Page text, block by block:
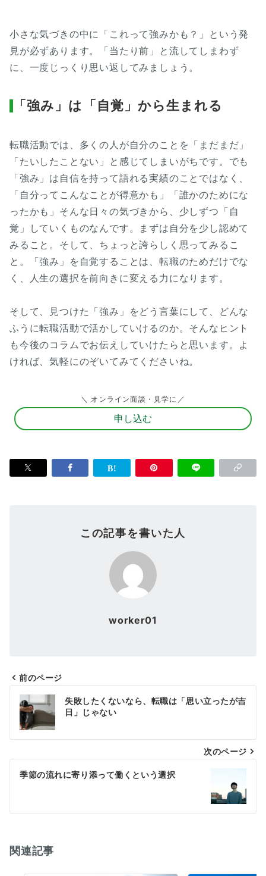
小さな気づきの中に「これって強みかも？」という発
見が必ずあります。「当たり前」と流してしまわず
に、一度じっくり思い返してみましょう。
「強み」は「自覚」から生まれる
転職活動では、多くの人が自分のことを「まだまだ」
「たいしたことない」と感じてしまいがちです。でも
「強み」は自信を持って語れる実績のことではなく、
「自分ってこんなことが得意かも」「誰かのためにな
ったかも」そんな日々の気づきから、少しずつ「自
覚」していくものなんです。まずは自分を少し認めて
みること。そして、ちょっと誇らしく思ってみるこ
と。「強み」を自覚することは、転職のためだけでな
く、人生の選択を前向きに変える力になります。
そして、見つけた「強み」をどう言葉にして、どんな
ふうに転職活動で活かしていけるのか。そんなヒント
も今後のコラムでお伝えしていけたらと思います。よ
ければ、気軽にのぞいてみてくださいね。
＼ オンライン面談・見学に／
申し込む
この記事を書いた人
worker01
投
稿
ナ
ビ
ゲ
シ
ン
前のページ
失敗したくないなら、転職は「思い立ったが吉
日」じゃない
次のページ
季節の流れに寄り添って働くという選択
関連記事